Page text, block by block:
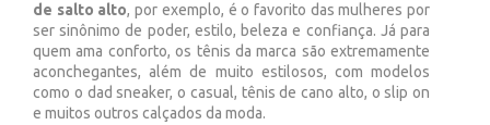
de salto alto, por exemplo, é o favorito das mulheres por
ser sinônimo de poder, estilo, beleza e confiança. Já para
quem ama conforto, os tênis da marca são extremamente
aconchegantes, além de muito estilosos, com modelos
como o dad sneaker, o casual, tênis de cano alto, o slip on
e muitos outros calçados da moda.